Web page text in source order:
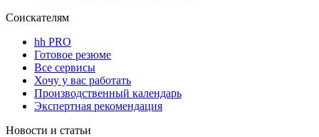
Соискателям
hh PRO
Готовое резюме
Все сервисы
Хочу у вас работать
Производственный календарь
Экспертная рекомендация
Новости и статьи